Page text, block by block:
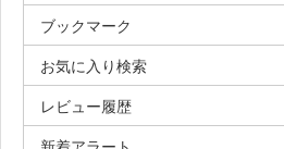
ブックマーク
お気に入り検索
レビュー履歴